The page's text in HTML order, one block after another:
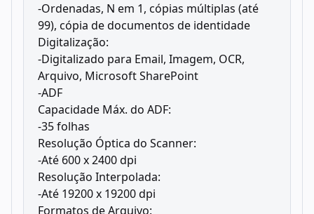
-Ordenadas, N em 1, cópias múltiplas (até
99), cópia de documentos de identidade
Digitalização:
-Digitalizado para Email, Imagem, OCR,
Arquivo, Microsoft SharePoint
-ADF
Capacidade Máx. do ADF:
-35 folhas
Resolução Óptica do Scanner:
-Até 600 x 2400 dpi
Resolução Interpolada:
-Até 19200 x 19200 dpi
Formatos de Arquivo: